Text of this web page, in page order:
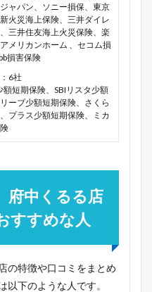
ャパン、ソニー損保、東京
火災海上保険、三井ダイレ
三井住友海上火災保険、楽
メリカンホーム 、セコム損
損害保険
6社
額短期保険、SBIリスタ少額
ーブ少額短期保険、さくら
プラス少額短期保険、ミカ
中くるる店
すすめな人
特徴や口コミをまとめ
以下のような人です。